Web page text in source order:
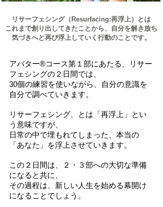
リサーフェシング（Resurfacing:再浮上）とは
これまで創り出してきたことから、自分を解き放ち
気づきへと再び浮上していく行動のことです。
アバター®コース第１部にあたる、リサー
フェシングの２日間では、
30個の練習を使いながら、
自分の意識を
自分で調べていきます。
リサーフェシング、とは「再浮上」とい
う意味ですが、
日常の中で埋もれてしまった、 本当の
「あなた」を浮上させていきます。
この２日間は、２・３部への大切な準備
になると共に、
その過程は、新しい人生を始める幕開け
になることでしょう。